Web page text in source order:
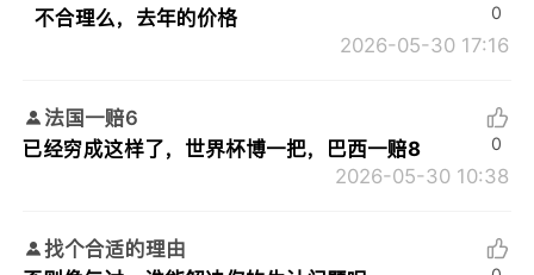
不合理么，去年的价格
2026-05-30 17:16
0
法国一赔6
已经穷成这样了，世界杯博一把，巴西一赔8
2026-05-30 10:38
0
找个合适的理由